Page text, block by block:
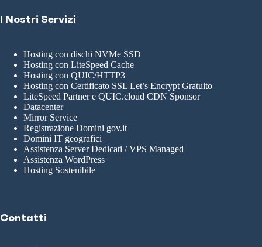
I Nostri Servizi
Hosting con dischi NVMe SSD
Hosting con LiteSpeed Cache
Hosting con QUIC/HTTP3
Hosting con Certificato SSL Let’s Encrypt Gratuito
LiteSpeed Partner e QUIC.cloud CDN Sponsor
Datacenter
Mirror Service
Registrazione Domini gov.it
Domini IT geografici
Assistenza Server Dedicati / VPS Managed
Assistenza WordPress
Hosting Sostenibile
Contatti